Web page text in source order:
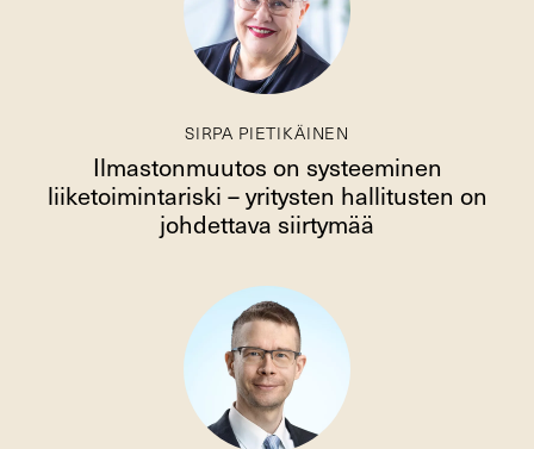
SIRPA PIETIKÄINEN
Ilmastonmuutos on systeeminen
liiketoimintariski – yritysten hallitusten on
johdettava siirtymää